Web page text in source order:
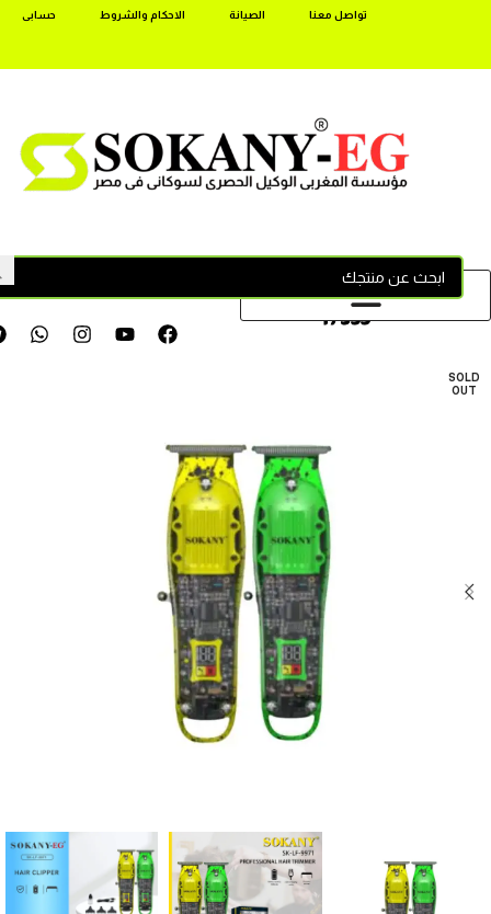
تواصل معنا الصيانة الاحكام والشروط حسابى
17355
SOLD
OUT